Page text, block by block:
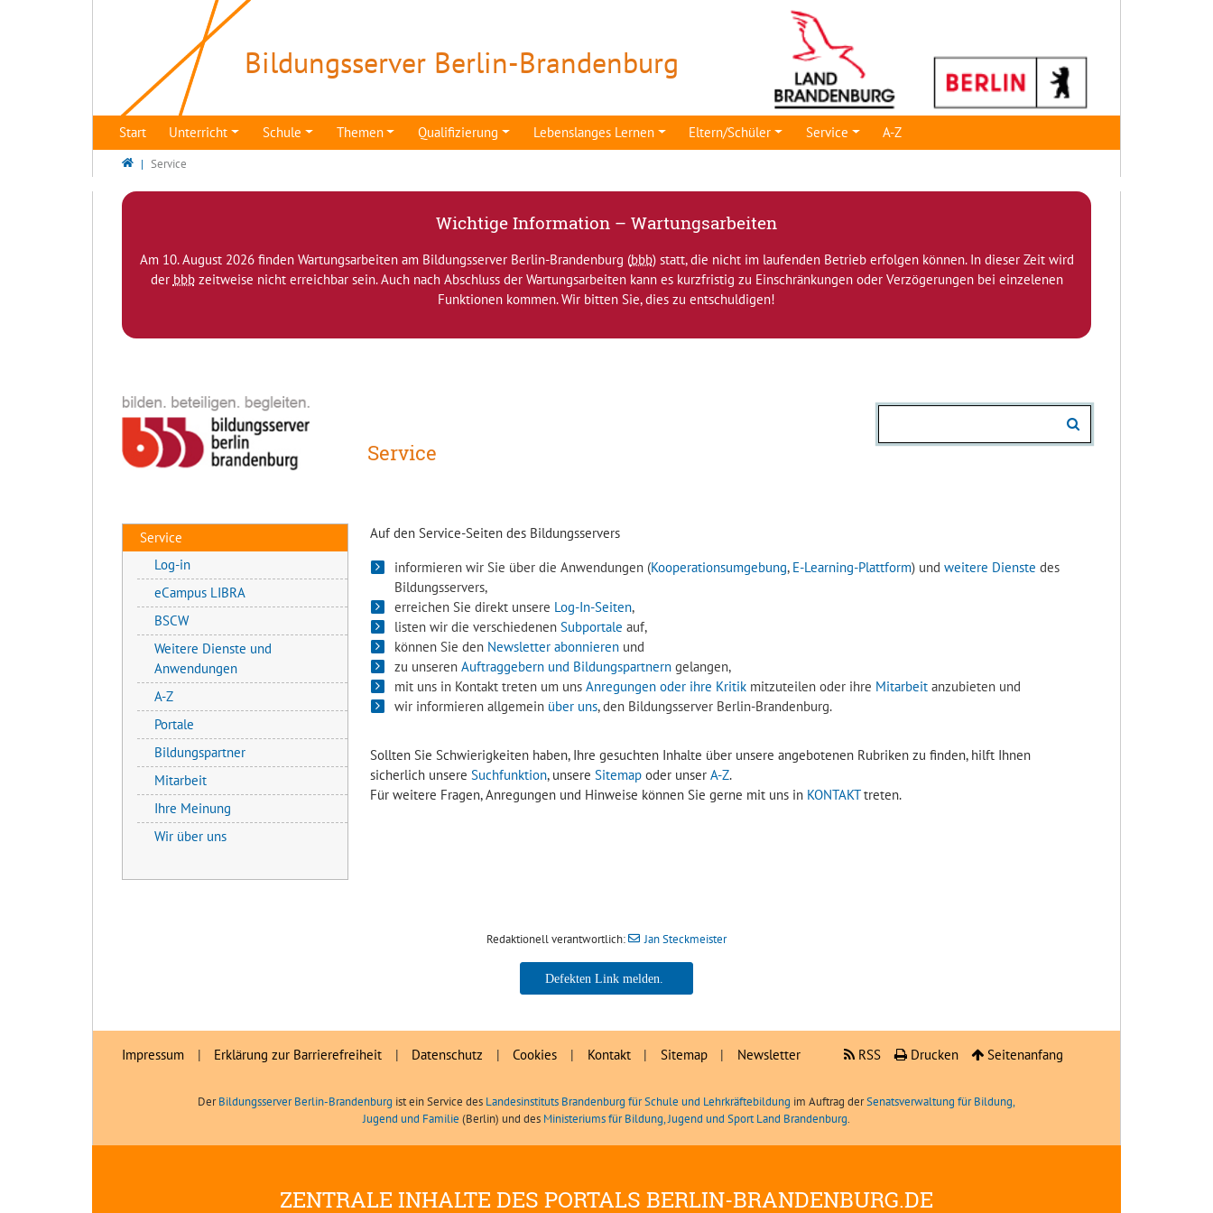
Bildungsserver Berlin-Brandenburg
Start Unterricht Schule Themen Qualifizierung Lebenslanges Lernen Eltern/Schüler Service A-Z
Bildungsserver Berlin - Brandenburg
Service
Wichtige Information – Wartungsarbeiten
Am 10. August 2026 finden Wartungsarbeiten am Bildungsserver Berlin-Brandenburg (bbb) statt, die nicht im laufenden Betrieb erfolgen können. In dieser Zeit wird
der bbbzeitweise nicht erreichbar sein. Auch nach Abschluss der Wartungsarbeiten kann es kurzfristig zu Einschränkungen oder Verzögerungen bei einzelenen
Funktionen kommen. Wir bitten Sie, dies zu entschuldigen!
Service
Auf den Service-Seiten des Bildungsservers
informieren wir Sie über die Anwendungen (Kooperationsumgebung, E-Learning-Plattform) und weitere Dienste des
Bildungsservers,
erreichen Sie direkt unsere Log-In-Seiten,
listen wir die verschiedenen Subportale auf,
können Sie den Newsletter abonnierenund
zu unseren Auftraggebern und Bildungspartnerngelangen,
mit uns in Kontakt treten um uns Anregungen oder ihre Kritikmitzuteilen oder ihre Mitarbeitanzubieten und
wir informieren allgemein über uns, den Bildungsserver Berlin-Brandenburg.
Sollten Sie Schwierigkeiten haben, Ihre gesuchten Inhalte über unsere angebotenen Rubriken zu finden, hilft Ihnen
sicherlich unsere Suchfunktion, unsere Sitemapoder unser A-Z.
Für weitere Fragen, Anregungen und Hinweise können Sie gerne mit uns in KONTAKTtreten.
Service
Log-in
eCampus LIBRA
BSCW
Weitere Dienste und
Anwendungen
A-Z
Portale
Bildungspartner
Mitarbeit
Ihre Meinung
Wir über uns
Redaktionell verantwortlich: Jan Steckmeister
Jan Steckmeister
Impressum | Erklärung zur Barrierefreiheit | Datenschutz | Cookies | Kontakt | Sitemap | Newsletter RSS Drucken Seitenanfang
DerBildungsserver Berlin-Brandenburg ist ein Service des Landesinstituts Brandenburg für Schule und Lehrkräftebildung im Auftrag derSenatsverwaltung für Bildung,
Jugend und Familie (Berlin) und des Ministeriums für Bildung, Jugend und Sport Land Brandenburg.
ZENTRALE INHALTE DES PORTALS BERLIN-BRANDENBURG.DE